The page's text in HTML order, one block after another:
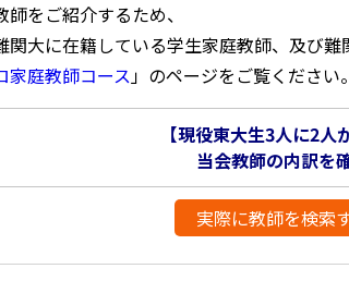
をご紹介するため、
関大に在籍している学生家庭教師、及び難
家庭教師コース」のページをご覧ください。
【現役東大生3人に2人
当会教師の内訳を
実際に教師を検索